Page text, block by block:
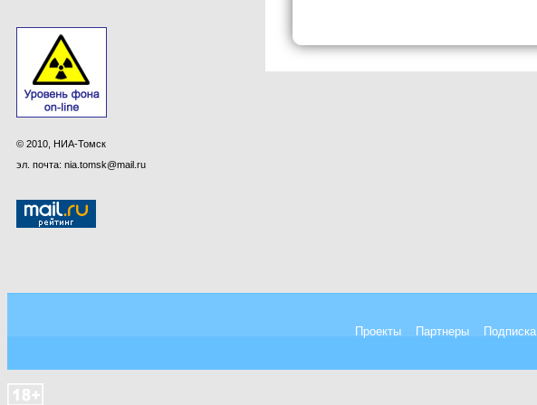
© 2010, НИА-Томск
эл. почта: nia.tomsk@mail.ru
Проекты Партнеры Подписка